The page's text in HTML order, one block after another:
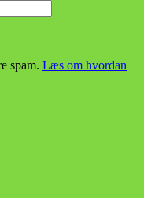
spam. Læs om hvordan